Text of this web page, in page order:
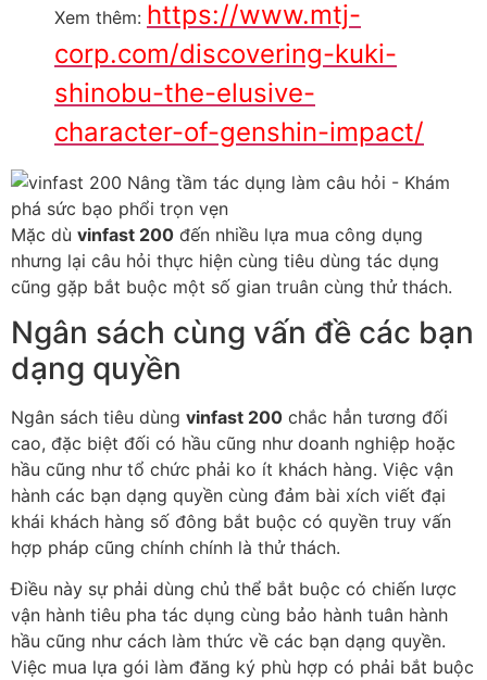
Xem thêm: https://www.mtj-
corp.com/discovering-kuki-
shinobu-the-elusive-
character-of-genshin-impact/
Mặc dù vinfast 200 đến nhiều lựa mua công dụng
nhưng lại câu hỏi thực hiện cùng tiêu dùng tác dụng
cũng gặp bắt buộc một số gian truân cùng thử thách.
Ngân sách cùng vấn đề các bạn
dạng quyền
Ngân sách tiêu dùng vinfast 200 chắc hẳn tương đối
cao, đặc biệt đối có hầu cũng như doanh nghiệp hoặc
hầu cũng như tổ chức phải ko ít khách hàng. Việc vận
hành các bạn dạng quyền cùng đảm bài xích viết đại
khái khách hàng số đông bắt buộc có quyền truy vấn
hợp pháp cũng chính chính là thử thách.
Điều này sự phải dùng chủ thể bắt buộc có chiến lược
vận hành tiêu pha tác dụng cùng bảo hành tuân hành
hầu cũng như cách làm thức về các bạn dạng quyền.
Việc mua lựa gói làm đăng ký phù hợp có phải bắt buộc